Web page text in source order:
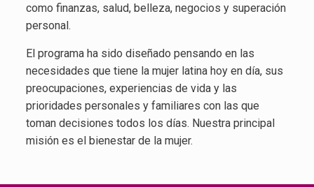
como finanzas, salud, belleza, negocios y superación
personal.
El programa ha sido diseñado pensando en las
necesidades que tiene la mujer latina hoy en día, sus
preocupaciones, experiencias de vida y las
prioridades personales y familiares con las que
toman decisiones todos los días. Nuestra principal
misión es el bienestar de la mujer.